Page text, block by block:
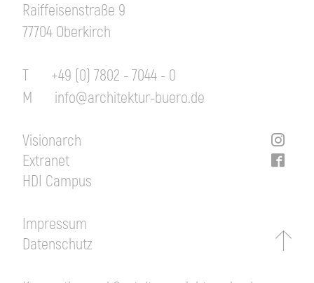
Raiffeisenstraße 9
77704 Oberkirch
T
+49 (0) 7802 - 7044 - 0
M
info@architektur-buero.de
Visionarch
Extranet
HDI Campus
Impressum
Datenschutz